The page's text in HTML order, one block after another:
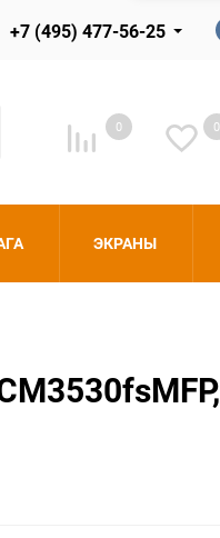
+7 (495) 477-56-25
0 0
ЭКРАНЫ